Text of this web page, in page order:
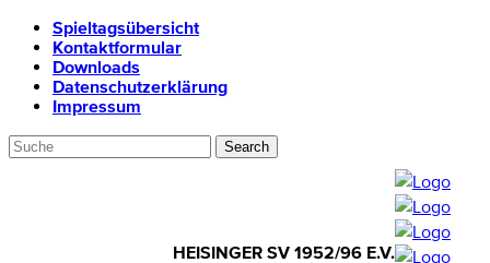
Spieltagsübersicht
Kontaktformular
Downloads
Datenschutzerklärung
Impressum
HEISINGER SV 1952/96 E.V.